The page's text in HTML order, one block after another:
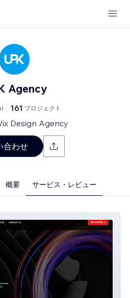
Agency
) 161 プロジェクト
Design Agency
合わせ
概要 サービス・レビュー